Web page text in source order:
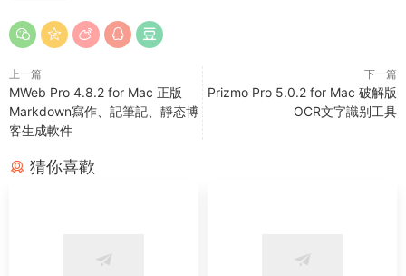
上一篇
MWeb Pro 4.8.2 for Mac 正版
Markdown寫作、記筆記、靜态博
客生成軟件
下一篇
Prizmo Pro 5.0.2 for Mac 破解版
OCR文字識别工具
猜你喜歡